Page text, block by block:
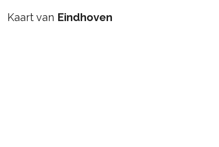
Kaart van Eindhoven